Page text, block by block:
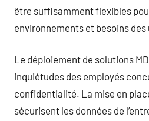
être suffisamment flexibles
environnements et besoins
Le déploiement de solutions
inquiétudes des employés
confidentialité. La mise en
sécurisent les données de